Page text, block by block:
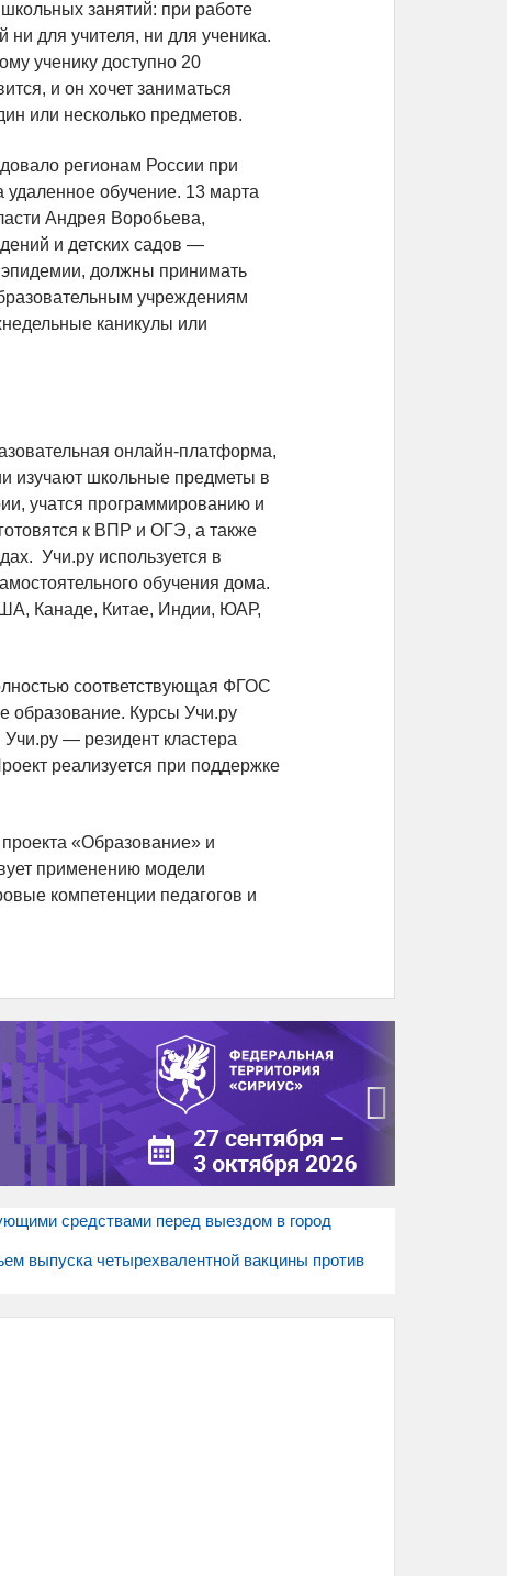
занятий: при работе
ни для учителя, ни для ученика.
ученику доступно 20
и он хочет заниматься
или несколько предметов.
регионам России при
обучение. 13 марта
Андрея Воробьева,
и детских садов —
должны принимать
учреждениям
каникулы или
онлайн-платформа,
изучают школьные предметы в
учатся программированию и
к ВПР и ОГЭ, а также
Учи.ру используется в
обучения дома.
Канаде, Китае, Индии, ЮАР,
соответствующая ФГОС
образование. Курсы Учи.ру
— резидент кластера
реализуется при поддержке
«Образование» и
применению модели
компетенции педагогов и
›
средствами перед выездом в город
выпуска четырехвалентной вакцины против